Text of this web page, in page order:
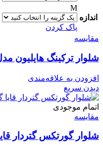
اندازه
M
پاک کردن
مقایسه
شلوار ترکینگ هایلیون مدل
افزودن به علاقه‌مندی
دیدن سریع
اتمام موجودی
مقایسه
شلوار گورتکس گتردار